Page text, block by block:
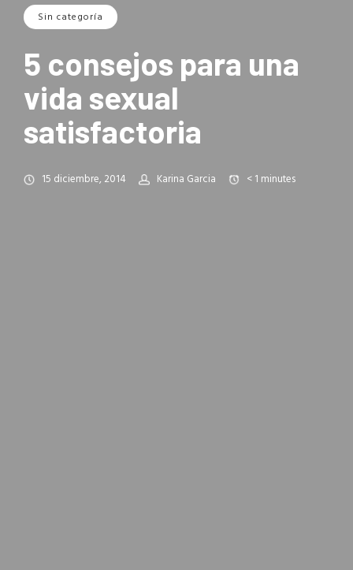
Sin categoría
5 consejos para una
vida sexual
satisfactoria
15 diciembre, 2014 Karina Garcia < 1 minutes